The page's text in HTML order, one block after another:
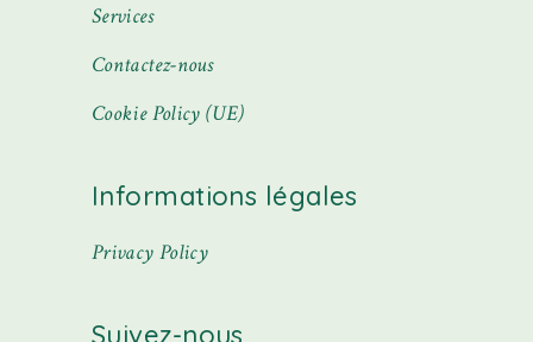
Services
Contactez-nous
Cookie Policy (UE)
Informations légales
Privacy Policy
Suivez-nous